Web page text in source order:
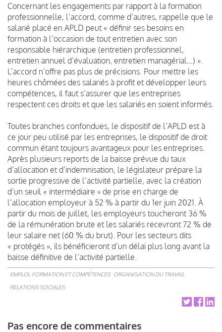
Concernant les engagements par rapport à la formation
professionnelle, l’accord, comme d’autres, rappelle que le
salarié placé en APLD peut « définir ses besoins en
formation à l’occasion de tout entretien avec son
responsable hiérarchique (entretien professionnel,
entretien annuel d’évaluation, entretien managérial…) ».
L’accord n’offre pas plus de précisions. Pour mettre les
heures chômées des salariés à profit et développer leurs
compétences, il faut s’assurer que les entreprises
respectent ces droits et que les salariés en soient informés.
Toutes branches confondues, le dispositif de l’APLD est à
ce jour peu utilisé par les entreprises, le dispositif de droit
commun étant toujours avantageux pour les entreprises.
Après plusieurs reports de la baisse prévue du taux
d’allocation et d’indemnisation, le législateur prépare la
sortie progressive de l’activité partielle, avec la création
d’un seuil « intermédiaire » de prise en charge de
l’allocation employeur à 52 % à partir du 1er juin 2021. À
partir du mois de juillet, les employeurs toucheront 36 %
de la rémunération brute et les salariés recevront 72 % de
leur salaire net (60 % du brut). Pour les secteurs dits
« protégés », ils bénéficieront d’un délai plus long avant la
baisse définitive de l’activité partielle.
EMPLOI, FORMATION ET COMPÉTENCES ORGANISATION DU TRAVAIL
RELATIONS SOCIALES
Pas encore de commentaires